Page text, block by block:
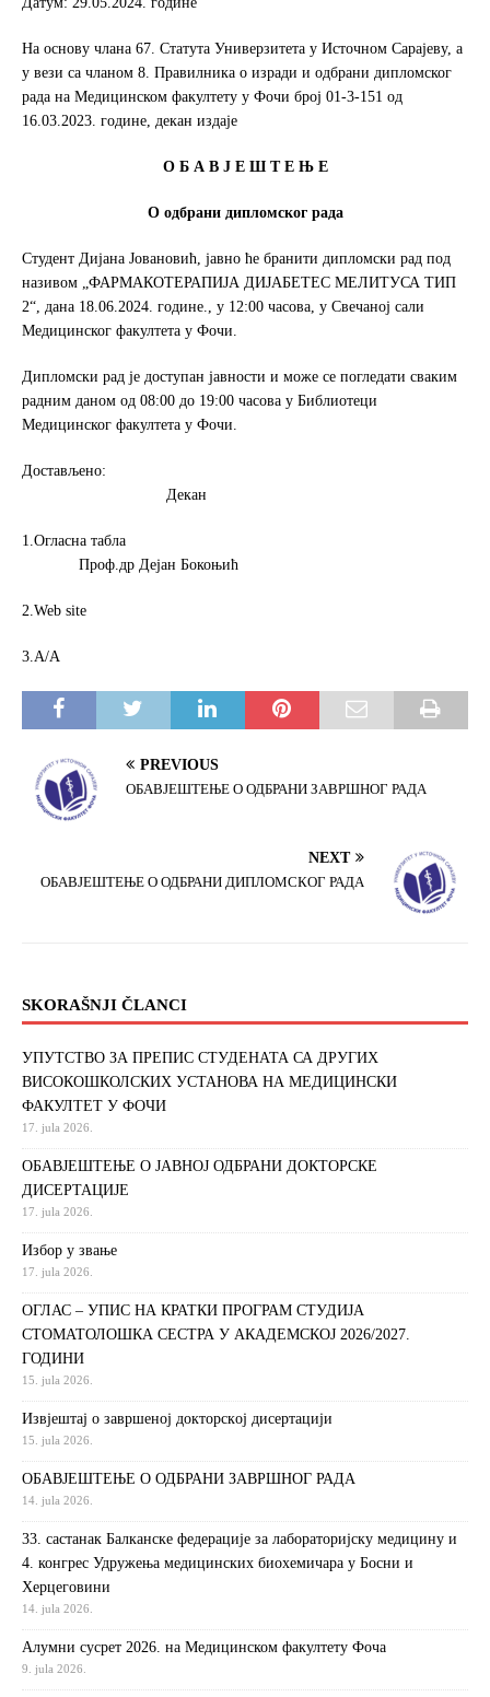
o
k
r
На основу члана 67. Статута Универзитета у Источном Сарајеву, а
у вези са чланом 8. Правилника о изради и одбрани дипломског
рада на Медицинском факултету у Фочи број 01-3-151 од
16.03.2023. године, декан издаје
О Б А В Ј Е Ш Т Е Њ Е
О одбрани дипломског рада
Студент Дијана Јовановић, јавно ће бранити дипломски рад под
називом „ФАРМАКОТЕРАПИЈА ДИЈАБЕТЕС МЕЛИТУСА ТИП
2“, дана 18.06.2024. године., у 12:00 часова, у Свечаној сали
Медицинског факултета у Фочи.
Дипломски рад је доступан јавности и може се погледати сваким
радним даном од 08:00 до 19:00 часова у Библиотеци
Медицинског факултета у Фочи.
Достављено:
Декан
1.Огласна табла
Проф.др Дејан Бокоњић
2.Web site
3.А/А
PREVIOUS
ОБАВЈЕШТЕЊЕ О ОДБРАНИ ЗАВРШНОГ РАДА
NEXT
ОБАВЈЕШТЕЊЕ О ОДБРАНИ ДИПЛОМСКОГ РАДА
SKORAŠNJI ČLANCI
УПУТСТВО ЗА ПРЕПИС СТУДЕНАТА СА ДРУГИХ
ВИСОКОШКОЛСКИХ УСТАНОВА НА МЕДИЦИНСКИ
ФАКУЛТЕТ У ФОЧИ
17. jula 2026.
ОБАВЈЕШТЕЊЕ О ЈАВНОЈ ОДБРАНИ ДОКТОРСКЕ
ДИСЕРТАЦИЈЕ
17. jula 2026.
Избор у звање
17. jula 2026.
ОГЛАС – УПИС НА КРАТКИ ПРОГРАМ СТУДИЈА
СТОМАТОЛОШКА СЕСТРА У АКАДЕМСКОЈ 2026/2027.
ГОДИНИ
15. jula 2026.
Извjeштaj o зaвршeнoj дoктoрскoj дисeртaциjи
15. jula 2026.
ОБАВЈЕШТЕЊЕ О ОДБРАНИ ЗАВРШНОГ РАДА
14. jula 2026.
33. састанак Балканске федерације за лабораторијску медицину и
4. конгрес Удружења медицинских биохемичара у Босни и
Херцеговини
14. jula 2026.
Алумни сусрет 2026. на Медицинском факултету Фоча
9. jula 2026.